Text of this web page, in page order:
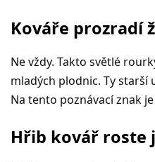
Kováře prozradí
Ne vždy. Takto světlé
mladých plodnic. Ty starší
Na tento poznávací znak
Hřib kovář roste